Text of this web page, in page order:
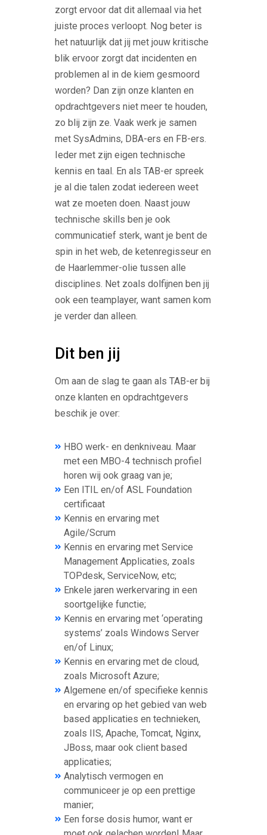
zorgt ervoor dat dit allemaal via het
juiste proces verloopt. Nog beter is
het natuurlijk dat jij met jouw kritische
blik ervoor zorgt dat incidenten en
problemen al in de kiem gesmoord
worden? Dan zijn onze klanten en
opdrachtgevers niet meer te houden,
zo blij zijn ze. Vaak werk je samen
met SysAdmins, DBA-ers en FB-ers.
Ieder met zijn eigen technische
kennis en taal. En als TAB-er spreek
je al die talen zodat iedereen weet
wat ze moeten doen. Naast jouw
technische skills ben je ook
communicatief sterk, want je bent de
spin in het web, de ketenregisseur en
de Haarlemmer-olie tussen alle
disciplines. Net zoals dolfijnen ben jij
ook een teamplayer, want samen kom
je verder dan alleen.
Dit ben jij
Om aan de slag te gaan als TAB-er bij
onze klanten en opdrachtgevers
beschik je over:
HBO werk- en denkniveau. Maar
met een MBO-4 technisch profiel
horen wij ook graag van je;
Een ITIL en/of ASL Foundation
certificaat
Kennis en ervaring met
Agile/Scrum
Kennis en ervaring met Service
Management Applicaties, zoals
TOPdesk, ServiceNow, etc;
Enkele jaren werkervaring in een
soortgelijke functie;
Kennis en ervaring met ‘operating
systems’ zoals Windows Server
en/of Linux;
Kennis en ervaring met de cloud,
zoals Microsoft Azure;
Algemene en/of specifieke kennis
en ervaring op het gebied van web
based applicaties en technieken,
zoals IIS, Apache, Tomcat, Nginx,
JBoss, maar ook client based
applicaties;
Analytisch vermogen en
communiceer je op een prettige
manier;
Een forse dosis humor, want er